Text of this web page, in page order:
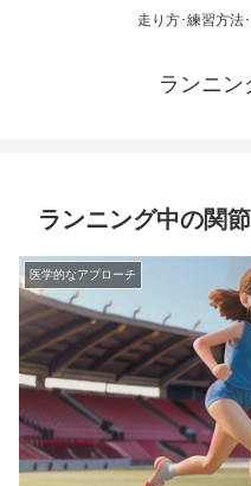
走り方･練習方法
ランニン
ランニング中の関
医学的なアプローチ